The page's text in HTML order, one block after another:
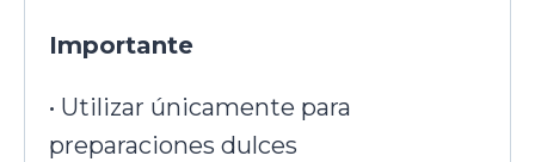
Importante
• Utilizar únicamente para
preparaciones dulces